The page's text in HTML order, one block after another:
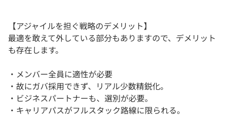
【アジャイルを担ぐ戦略のデメリット】
最適を敢えて外している部分もありますので、デメリット
も存在します。
・メンバー全員に適性が必要
・故にガバ採用できず、リアル少数精鋭化。
・ビジネスパートナーも、選別が必要。
・キャリアパスがフルスタック路線に限られる。